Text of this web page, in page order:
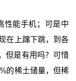
性能手机；可是中
在上蹿下跳，到各
但是有用吗？可惜
的稀土储量，但稀